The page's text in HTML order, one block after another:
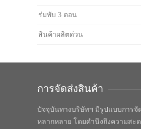
ร่มพับ 3 ตอน
สินค้าผลิตด่วน
การจัดส่งสินค้า
ปัจจุบันทางบริษัทฯ มีรูปแบบการจั
หลากหลาย โดยคำนึงถึงความสะ